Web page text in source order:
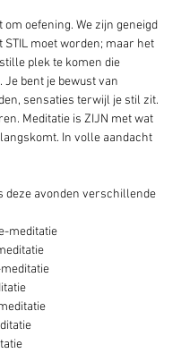
oefening. We zijn geneigd
STIL moet worden; maar het
plek te komen die
Je bent je bewust van
sensaties terwijl je stil zit.
Meditatie is ZIJN met wat
In volle aandacht
deze avonden verschillende
meditatie